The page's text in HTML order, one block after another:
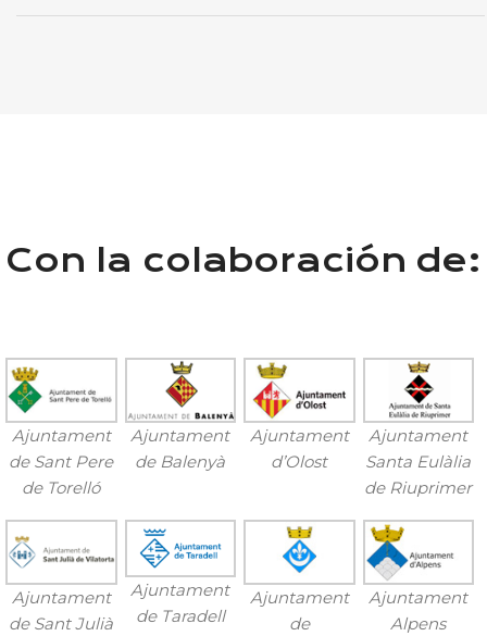
Con la colaboración de:
Ajuntament
de Sant Pere
de Torelló
Ajuntament
de Balenyà
Ajuntament
d’Olost
Ajuntament
Santa Eulàlia
de Riuprimer
Ajuntament
de Sant Julià
Ajuntament
de Taradell
Ajuntament
de
Ajuntament
Alpens